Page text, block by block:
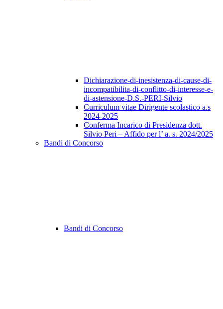
Dichiarazione-di-inesistenza-di-cause-di-
incompatibilita-di-conflitto-di-interesse-e-
di-astensione-D.S.-PERI-Silvio
Curriculum vitae Dirigente scolastico a.s
2024-2025
Conferma Incarico di Presidenza dott.
Silvio Peri – Affido per l’ a. s. 2024/2025
Bandi di Concorso
Bandi di Concorso